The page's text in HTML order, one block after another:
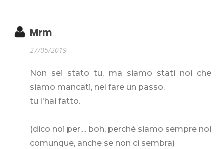
Mrm
27/05/2019
Non sei stato tu, ma siamo stati noi che
siamo mancati, nel fare un passo.
tu l'hai fatto.
(dico noi per.... boh, perchè siamo sempre noi
comunque, anche se non ci sembra)